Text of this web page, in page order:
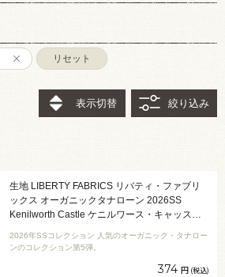
リセット
表示切替 絞り込み
生地 LIBERTY FABRICS リバティ・ファブリ
ックス オーガニックタナローン 2026SS
Kenilworth Castle ケニルワース・キャッスル
2026年SSコレクション 人気のオーガニック・タナロー
ンのコレクション第5弾。
374 円 (税込)